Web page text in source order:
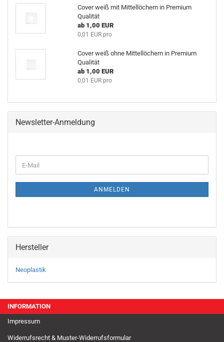
Cover weiß mit Mittellöchern in Premium
Qualität
ab 1,00 EUR
0,01 EUR pro
Cover weiß ohne Mittellöchern in Premium
Qualität
ab 1,00 EUR
0,01 EUR pro
Newsletter-Anmeldung
ZUR
E-
Mail
ANMELDEN
Hersteller
Neoplastik
INFORMATION
Impressum
Widerrufsrecht & Muster-Widerrufsformular